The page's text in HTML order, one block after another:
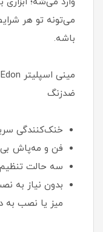
می‌تونه تو هر
باشه.
ضدزنگ
خنک‌کنندگی سریع تا ۱۶ درجه
فن و مه‌پاش
سه حالت تنظیم
بدون نیاز به
میز یا نصب به